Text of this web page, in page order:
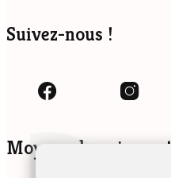
Suivez-nous !
Moyens de paiement